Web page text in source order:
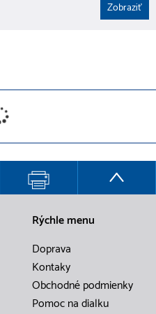
Rýchle menu
Doprava
Kontaky
Obchodné podmienky
Pomoc na dialku